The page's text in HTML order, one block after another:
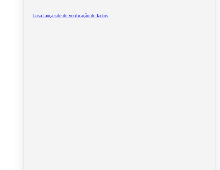
Lusa lança site de verificação de factos